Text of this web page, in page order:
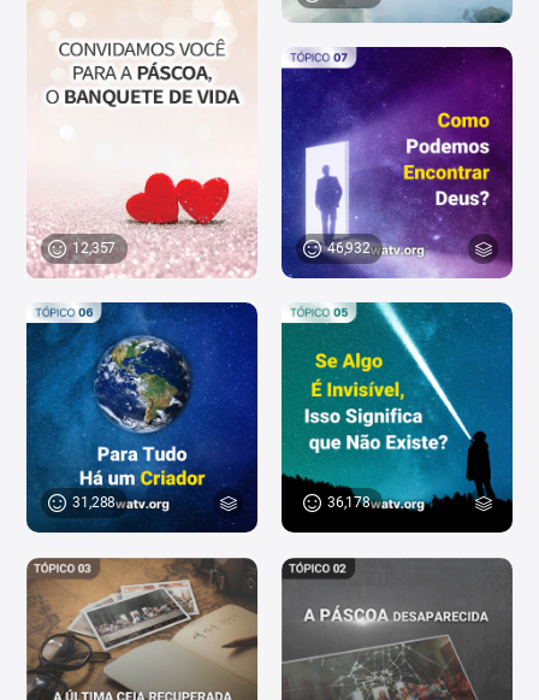
12,357 46,932
31,288 36,178